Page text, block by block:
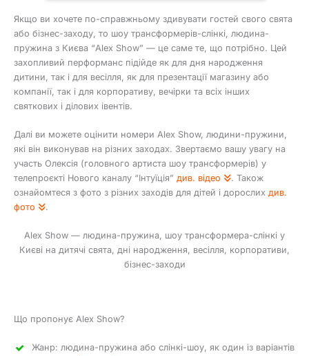
Якщо ви хочете по-справжньому здивувати гостей свого свята
або бізнес-заходу, то шоу трансформерів-слінкі, людина-
пружина з Києва “Alex Show” — це саме те, що потрібно. Цей
захопливий перформанс підійде як для дня народження
дитини, так і для весілля, як для презентації магазину або
компанії, так і для корпоративу, вечірки та всіх інших
святкових і ділових івентів.
Далі ви можете оцінити номери Alex Show, людини-пружини,
які він виконував на різних заходах. Звертаємо вашу увагу на
участь Олексія (головного артиста шоу трансформерів) у
телепроєкті Нового каналу “Інтуїція” див. відео
. Також
ознайомтеся з фото з різних заходів для дітей і дорослих див.
фото
.
Alex Show — людина-пружина, шоу трансформера-слінкі у
Києві на дитячі свята, дні народження, весілля, корпоративи,
бізнес-заходи
Що пропонує Alex Show?
Жанр: людина-пружина або слінкі-шоу, як один із варіантів